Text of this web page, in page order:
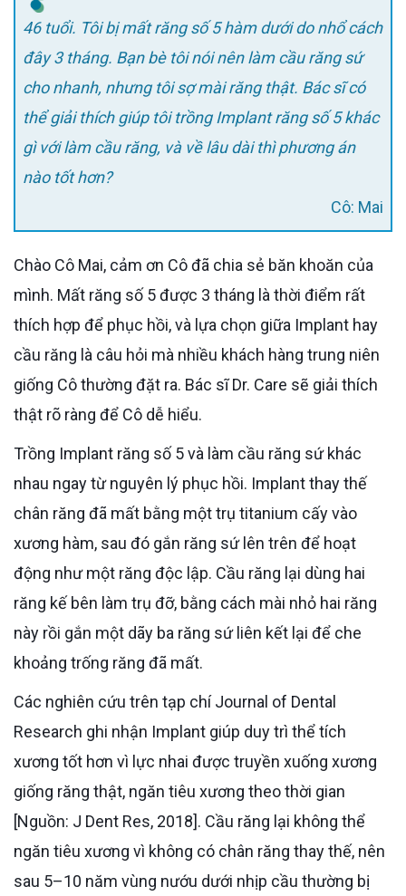
46 tuổi. Tôi bị mất răng số 5 hàm dưới do nhổ cách
đây 3 tháng. Bạn bè tôi nói nên làm cầu răng sứ
cho nhanh, nhưng tôi sợ mài răng thật. Bác sĩ có
thể giải thích giúp tôi trồng Implant răng số 5 khác
gì với làm cầu răng, và về lâu dài thì phương án
nào tốt hơn?
Cô: Mai
Chào Cô Mai, cảm ơn Cô đã chia sẻ băn khoăn của
mình. Mất răng số 5 được 3 tháng là thời điểm rất
thích hợp để phục hồi, và lựa chọn giữa Implant hay
cầu răng là câu hỏi mà nhiều khách hàng trung niên
giống Cô thường đặt ra. Bác sĩ Dr. Care sẽ giải thích
thật rõ ràng để Cô dễ hiểu.
Trồng Implant răng số 5 và làm cầu răng sứ khác
nhau ngay từ nguyên lý phục hồi. Implant thay thế
chân răng đã mất bằng một trụ titanium cấy vào
xương hàm, sau đó gắn răng sứ lên trên để hoạt
động như một răng độc lập. Cầu răng lại dùng hai
răng kế bên làm trụ đỡ, bằng cách mài nhỏ hai răng
này rồi gắn một dãy ba răng sứ liên kết lại để che
khoảng trống răng đã mất.
Các nghiên cứu trên tạp chí Journal of Dental
Research ghi nhận Implant giúp duy trì thể tích
xương tốt hơn vì lực nhai được truyền xuống xương
giống răng thật, ngăn tiêu xương theo thời gian
[Nguồn: J Dent Res, 2018]. Cầu răng lại không thể
ngăn tiêu xương vì không có chân răng thay thế, nên
sau 5–10 năm vùng nướu dưới nhịp cầu thường bị